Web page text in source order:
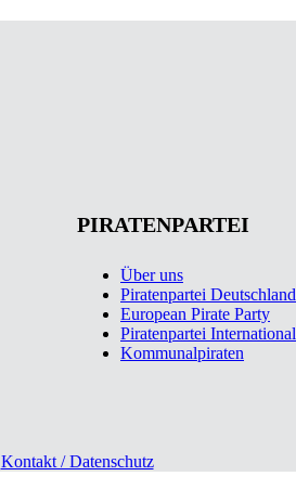
PIRATENPARTEI
Über uns
Piratenpartei Deutschland
European Pirate Party
Piratenpartei International
Kommunalpiraten
Kontakt / Datenschutz